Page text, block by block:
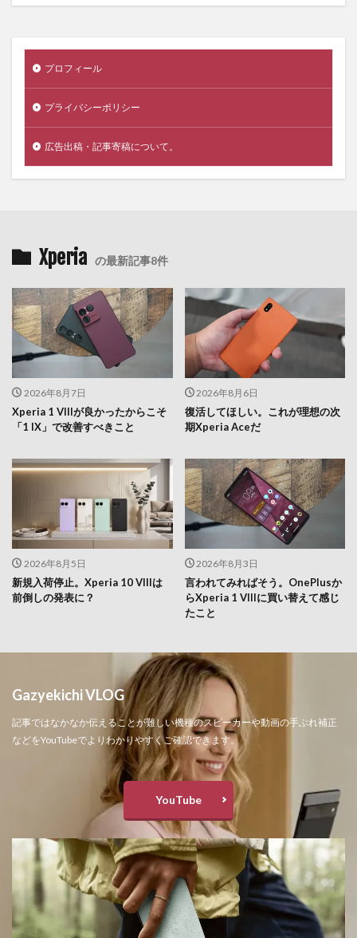
プロフィール
プライバシーポリシー
広告出稿・記事寄稿について。
Xperia の最新記事8件
2026年8月7日
Xperia 1 VIIIが良かったからこそ
「1 IX」で改善すべきこと
2026年8月6日
復活してほしい。これが理想の次
期Xperia Aceだ
2026年8月5日
新規入荷停止。Xperia 10 VIIIは
前倒しの発表に？
2026年8月3日
言われてみればそう。OnePlusか
らXperia 1 VIIIに買い替えて感じ
たこと
Gazyekichi VLOG
記事ではなかなか伝えることが難しい機種のスピーカーや動画の手ぶれ補正
などをYouTubeでよりわかりやすくご確認できます。
YouTube